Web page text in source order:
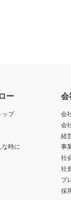
ー
ップ
な時に
会
会
会
経
事
社
社
プ
採